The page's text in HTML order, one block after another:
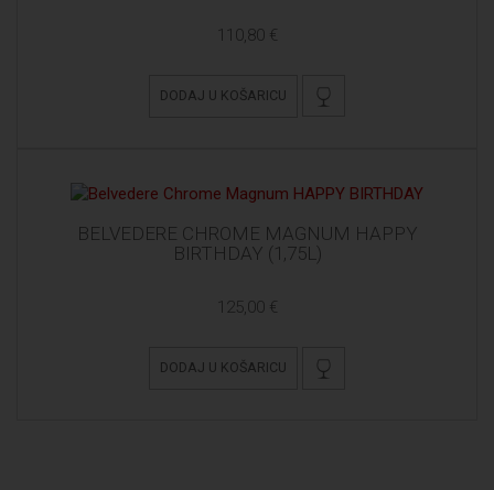
110,80 €
DODAJ U KOŠARICU
BELVEDERE CHROME MAGNUM HAPPY
BIRTHDAY (1,75L)
125,00 €
DODAJ U KOŠARICU